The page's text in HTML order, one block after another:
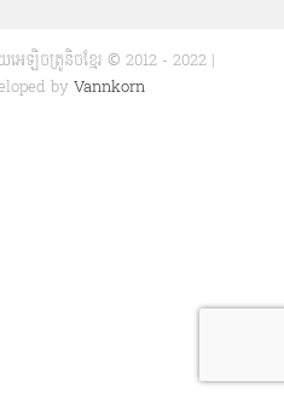
េឡិចត្រូនិចខ្មែរ © 2012 - 2022 |
by Vannkorn